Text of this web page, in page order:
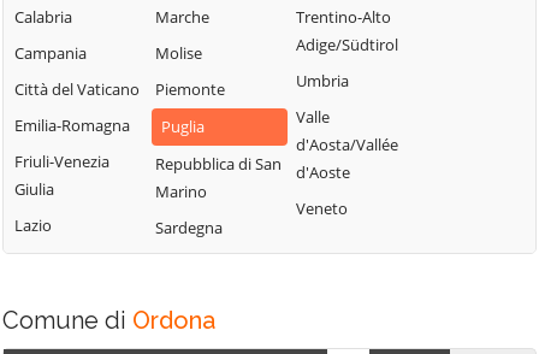
della Daunia
Celenza
Valfortore
Celle di San Vito
Cerignola
Chieuti
Peschici
Pietramontecorvino
Poggio Imperiale
Rignano
Garganico
Rocchetta
Troia
Vico del Gargano
Vieste
Volturara Appula
Volturino
Calabria
Campania
Città del Vaticano
Emilia-Romagna
Friuli-Venezia
Giulia
Lazio
Marche
Molise
Piemonte
Puglia
Repubblica di San
Marino
Sardegna
Trentino-Alto
Adige/Südtirol
Umbria
Valle
d'Aosta/Vallée
d'Aoste
Veneto
Comune di Ordona